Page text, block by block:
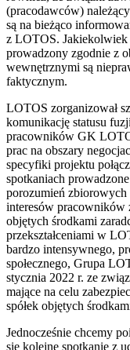
(pracodawców)
są na bieżąco
z LOTOS. Jakiekolwiek
prowadzony zgodnie z
wewnętrznymi są
faktycznym.
LOTOS zorganizował
komunikację statusu
pracowników GK
prac na obszary
specyfiki projektu
spotkaniach
porozumień zbiorowych
interesów pracowników
objętych środkami
przekształceniami w
bardzo intensywnego,
społecznego, Grupa
stycznia 2022 r. ze
mające na celu
spółek objętych
Jednocześnie chcemy
się kolejne spotkanie z